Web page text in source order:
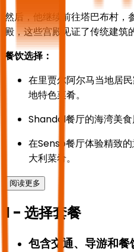
然后，他继续前往塔巴布村，
殿，这些宫殿见证了传统建筑
餐饮选择：
在里贾尔阿尔马当地居
地特色菜肴。
Shandal餐厅的海湾美食
在Senso餐厅体验精致
大利菜肴。
阅读更多
1 - 选择套餐
包含交通、导游和餐